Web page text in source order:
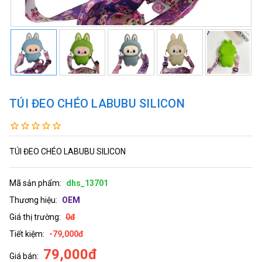
TÚI ĐEO CHÉO LABUBU SILICON
TÚI ĐEO CHÉO LABUBU SILICON
Mã sản phẩm:
dhs_13701
Thương hiệu:
OEM
Giá thị trường: 0đ
Tiết kiệm:
-79,000đ
Giá bán: 79,000đ